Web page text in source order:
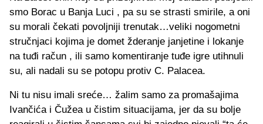
smo Borac u Banja Luci , pa su se strasti smirile, a oni
su morali čekati povoljniji trenutak…veliki nogometni
stručnjaci kojima je domet žderanje janjetine i lokanje
na tuđi račun , ili samo komentiranje tuđe igre utihnuli
su, ali nadali su se potopu protiv C. Palacea.
Ni tu nisu imali sreće… žalim samo za promašajima
Ivančića i Čužea u čistim situacijama, jer da su bolje